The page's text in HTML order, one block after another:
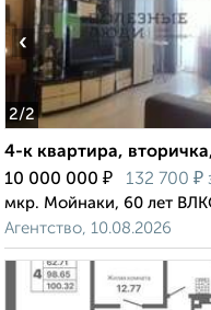
2/2
‹
4-к квартира,
10 000 000 ₽ 132 700 ₽
мкр. Мойнаки, 60 лет
Агентство, 10.08.2026